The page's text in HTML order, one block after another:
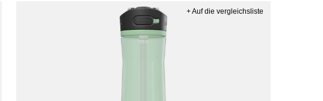
+ Auf die vergleichsliste